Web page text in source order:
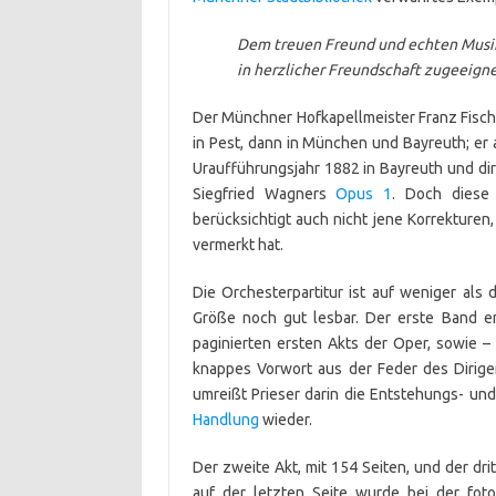
Dem treuen Freund und echten
in herzlicher Freundschaft
Der Münchner Hofkapellmeister Franz
in Pest, dann in München und Bayreuth;
Uraufführungsjahr 1882 in Bayreuth und
Siegfried WagnersOpus 1. Doch diese
berücksichtigt auch nicht jene
vermerkt hat.
Die Orchesterpartitur ist auf weniger als
Größe noch gut lesbar. Der erste Band
paginierten ersten Akts der Oper, sowie
knappes Vorwort aus der Feder des
umreißt Prieser darin die Entstehungs-
Handlung wieder.
Der zweite Akt, mit 154 Seiten, und der